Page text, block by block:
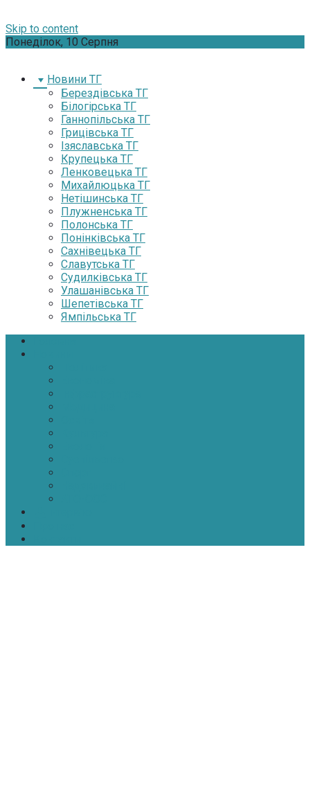
Skip to content
Понеділок, 10 Серпня
Новини ТГ
Берездівська ТГ
Білогірська ТГ
Ганнопільська ТГ
Грицівська ТГ
Ізяславська ТГ
Крупецька ТГ
Ленковецька ТГ
Михайлюцька ТГ
Нетішинська ТГ
Плужненська ТГ
Полонська ТГ
Понінківська ТГ
Сахнівецька ТГ
Славутська ТГ
Судилківська ТГ
Улашанівська ТГ
Шепетівська ТГ
Ямпільська ТГ